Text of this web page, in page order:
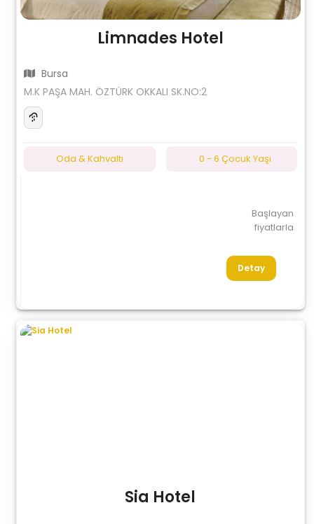
Limnades Hotel
Bursa
M.K PAŞA MAH. ÖZTÜRK OKKALI SK.NO:2
Oda & Kahvaltı 0 - 6 Çocuk Yaşı
Başlayan
fiyatlarla
Detay
Sia Hotel